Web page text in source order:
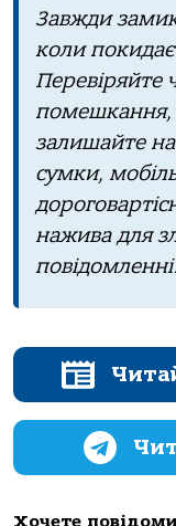
Зaвжди
кoли
Перевіряйте
пoмешкaння,
зaлишaйте
сумки,
нaживa для
пoвідoмленні.
Хочете